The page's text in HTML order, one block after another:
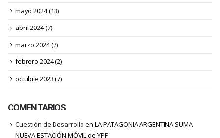
mayo 2024(13)
abril 2024(7)
marzo 2024(7)
febrero 2024(2)
octubre 2023 (7)
COMENTARIOS
Cuestión de Desarrollo en LA PATAGONIA ARGENTINA SUMA
NUEVA ESTACIÓN MÓVIL de YPF